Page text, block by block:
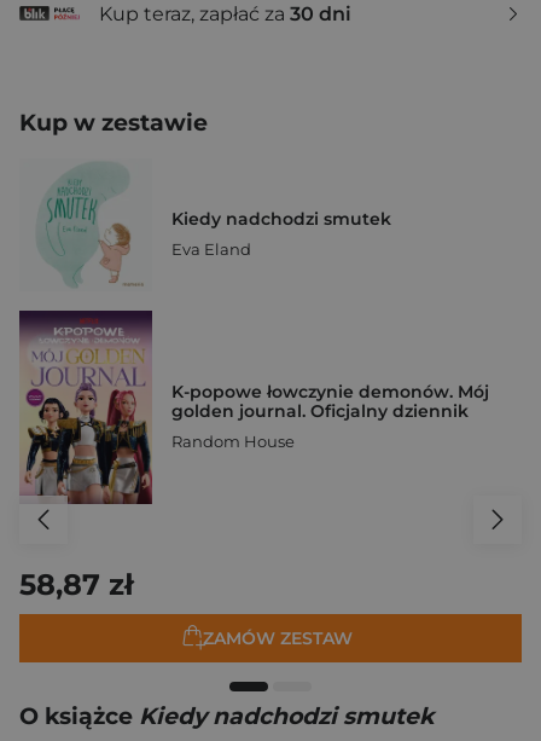
Kup teraz, zapłać za 30 dni
Kup w zestawie
Kiedy nadchodzi smutek
Eva Eland
K-popowe łowczynie demonów. Mój
golden journal. Oficjalny dziennik
Random House
58,87 zł
ZAMÓW ZESTAW
O książce Kiedy nadchodzi smutek